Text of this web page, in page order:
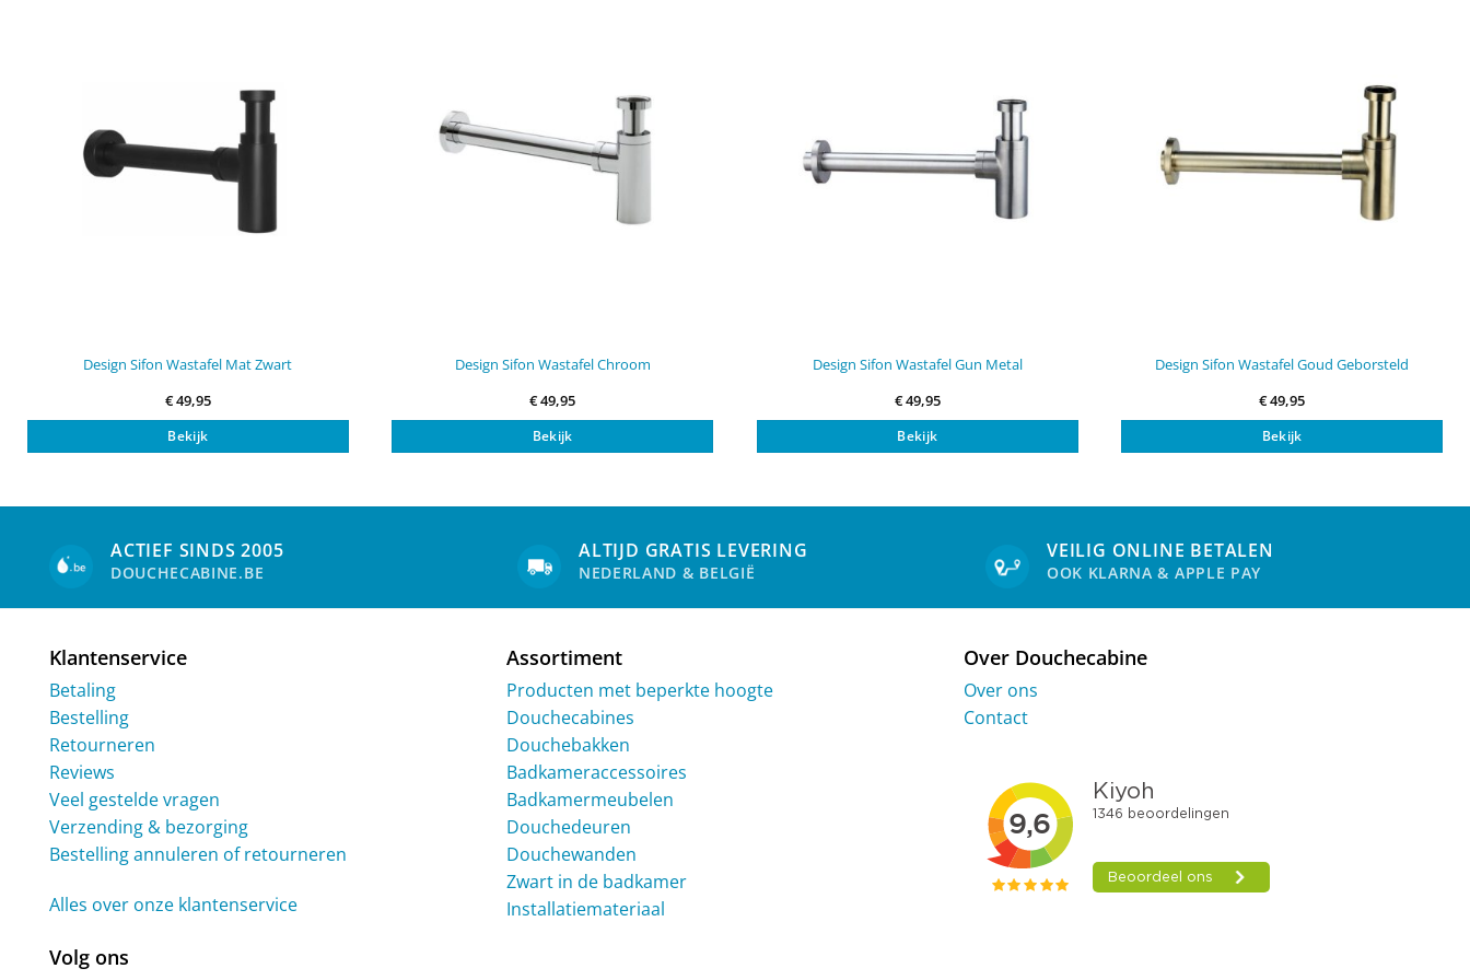
Design Sifon Wastafel Mat Zwart
€49,95
Bekijk
Design Sifon Wastafel Chroom
€49,95
Bekijk
Design Sifon Wastafel Gun Metal
€49,95
Bekijk
Design Sifon Wastafel Goud Geborsteld
€49,95
Bekijk
ACTIEF SINDS 2005
DOUCHECABINE.BE
ALTIJD GRATIS LEVERING
NEDERLAND & BELGIË
VEILIG ONLINE BETALEN
OOK KLARNA & APPLE PAY
Klantenservice
Betaling
Bestelling
Retourneren
Reviews
Veel gestelde vragen
Verzending & bezorging
Bestelling annuleren of retourneren
Alles over onze klantenservice
Volg ons
Assortiment
Producten met beperkte hoogte
Douchecabines
Douchebakken
Badkameraccessoires
Badkamermeubelen
Douchedeuren
Douchewanden
Zwart in de badkamer
Installatiemateriaal
Over Douchecabine
Over ons
Contact